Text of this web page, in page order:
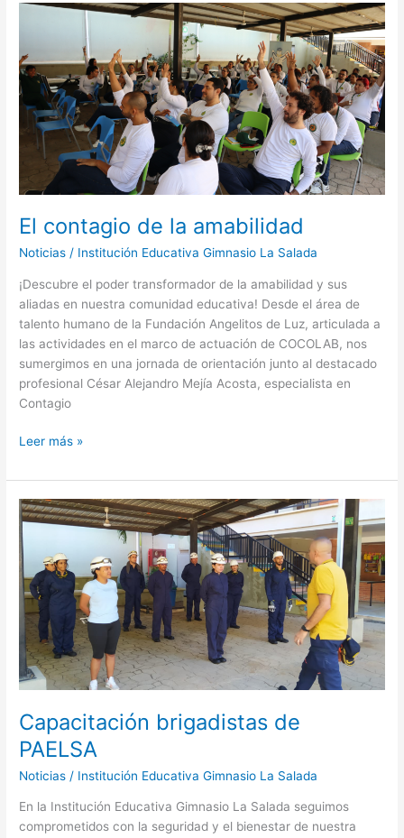
El contagio de la amabilidad
Noticias / Institución Educativa Gimnasio La Salada
¡Descubre el poder transformador de la amabilidad y sus
aliadas en nuestra comunidad educativa! Desde el área de
talento humano de la Fundación Angelitos de Luz, articulada a
las actividades en el marco de actuación de COCOLAB, nos
sumergimos en una jornada de orientación junto al destacado
profesional César Alejandro Mejía Acosta, especialista en
Contagio
de
la
amabilidad
Leer más »
Capacitación brigadistas de
PAELSA
Noticias / Institución Educativa Gimnasio La Salada
En la Institución Educativa Gimnasio La Salada seguimos
comprometidos con la seguridad y el bienestar de nuestra
Capacitación
brigadistas
de
PAELSA